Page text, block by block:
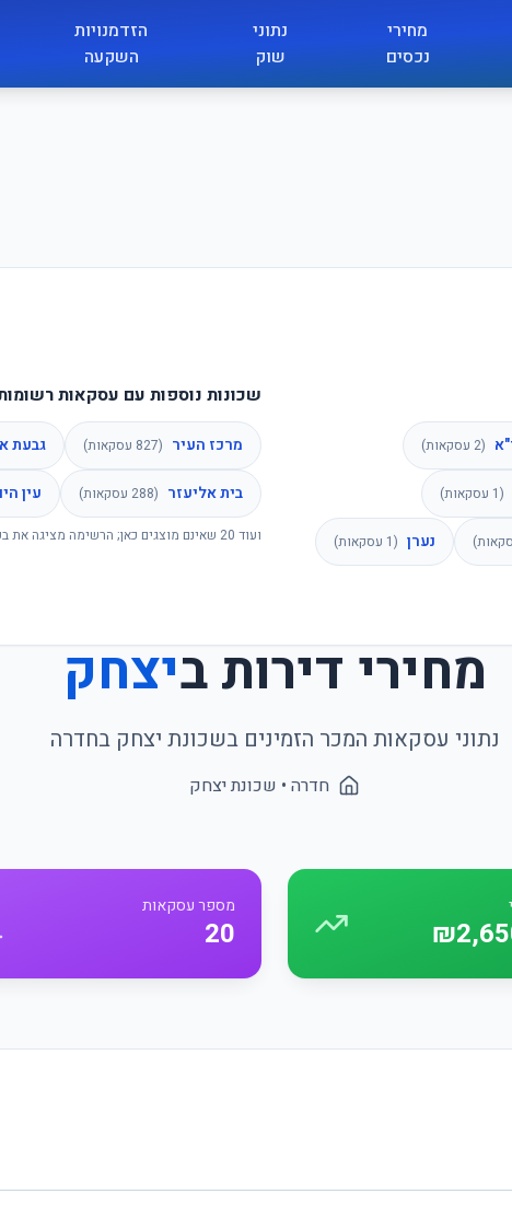
מחירי
נכסים
נתוני
שוק
הזדמנויות
השקעה
(
2 עסקאות)
(
1 עסקאות)
נערן (
1 עסקאות)
שכונות נוספות עם עסקאות
מרכז העיר (
827 עסקאות) גבעת
בית אליעזר (
288 עסקאות) עין
ועוד 20 שאינם מוצגים כאן; הרשימה מציגה את
מחירי דירות ביצחק
נתוני עסקאות המכר הזמינים בשכונת יצחק בחדרה
חדרה • שכונתיצחק
מספר עסקאות
20